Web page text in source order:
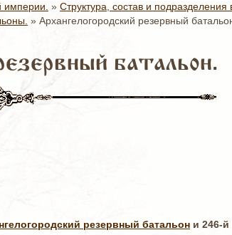
империи. » Структура, состав и
» Архангелогородский резервный
батальон.
резервный батальон и 246-